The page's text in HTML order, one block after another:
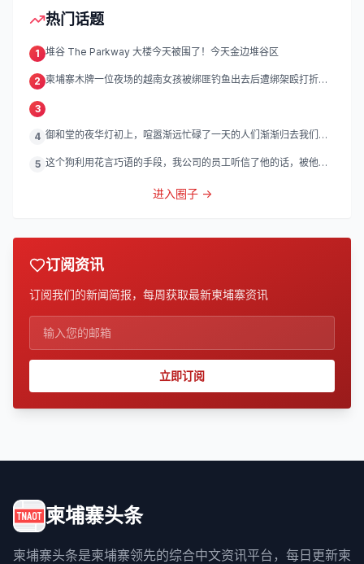
热门话题
1 堆谷 The Parkway 大楼今天被围了！今天金边堆谷区
2 柬埔寨木牌一位夜场的越南女孩被绑匪钓鱼出去后遭绑架殴打折
3
4 御和堂的夜华灯初上，喧嚣渐远忙碌了一天的人们渐渐归去我们的
5 这个狗利用花言巧语的手段，我公司的员工听信了他的话，被他带
进入圈子 →
订阅资讯
订阅我们的新闻简报，每周获取最新柬埔寨资讯
立即订阅
柬埔寨头条
柬埔寨头条是柬埔寨领先的综合中文资讯平台，每日更新柬